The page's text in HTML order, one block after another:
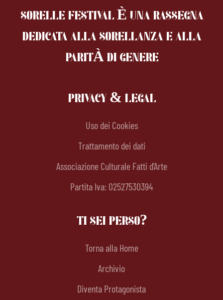
SORELLE FESTIVAL È UNA RASSEGNA
DEDICATA ALLA SORELLANZAE ALLA
PARITÀ DI GENERE
PRIVACY & LEGAL
Uso dei Cookies
Trattamento dei dati
Associazione Culturale Fatti d'Arte
Partita Iva: 02527530394
TI SEI PERSO?
Torna alla Home
Archivio
Diventa Protagonista